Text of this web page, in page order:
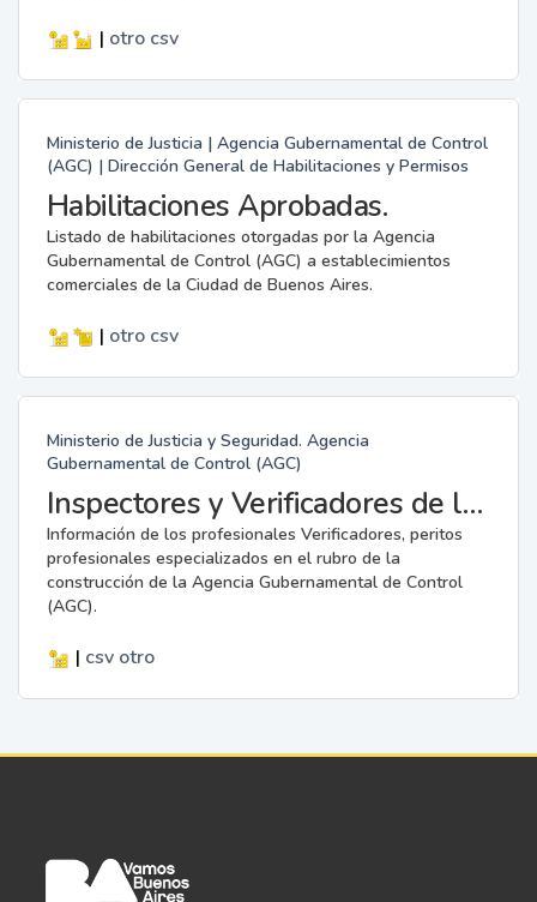
| otro csv
Ministerio de Justicia | Agencia Gubernamental de Control
(AGC) | Dirección General de Habilitaciones y Permisos
Habilitaciones Aprobadas.
Listado de habilitaciones otorgadas por la Agencia
Gubernamental de Control (AGC) a establecimientos
comerciales de la Ciudad de Buenos Aires.
| otro csv
Ministerio de Justicia y Seguridad. Agencia
Gubernamental de Control (AGC)
Inspectores y Verificadores de la AGC
Información de los profesionales Verificadores, peritos
profesionales especializados en el rubro de la
construcción de la Agencia Gubernamental de Control
(AGC).
| csv otro